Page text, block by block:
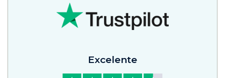
Excelente